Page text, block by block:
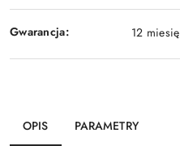
Gwarancja: 12
OPIS PARAMETRY